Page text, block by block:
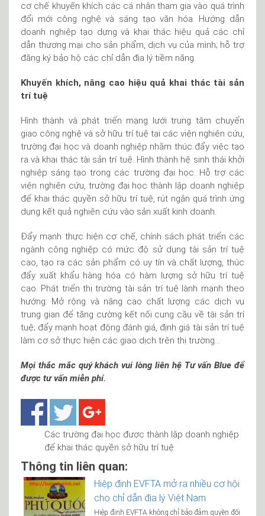
cơ chế khuyến khích các cá nhân tham gia vào quá trình
đổi mới công nghệ và sáng tạo văn hóa. Hướng dẫn
doanh nghiệp tạo dựng và khai thác hiệu quả các chỉ
dẫn thương mại cho sản phẩm, dịch vụ của mình; hỗ trợ
đăng ký bảo hộ các chỉ dẫn địa lý tiềm năng.
Khuyến khích, nâng cao hiệu quả khai thác tài sản
trí tuệ
Hình thành và phát triển mạng lưới trung tâm chuyển
giao công nghệ và sở hữu trí tuệ tại các viện nghiên cứu,
trường đại học và doanh nghiệp nhằm thúc đẩy việc tạo
ra và khai thác tài sản trí tuệ. Hình thành hệ sinh thái khởi
nghiệp sáng tạo trong các trường đại học. Hỗ trợ các
viện nghiên cứu, trường đại học thành lập doanh nghiệp
để khai thác quyền sở hữu trí tuệ, rút ngắn quá trình ứng
dụng kết quả nghiên cứu vào sản xuất kinh doanh.
Đẩy mạnh thực hiện cơ chế, chính sách phát triển các
ngành công nghiệp có mức độ sử dụng tài sản trí tuệ
cao, tạo ra các sản phẩm có uy tín và chất lượng, thúc
đẩy xuất khẩu hàng hóa có hàm lượng sở hữu trí tuệ
cao. Phát triển thị trường tài sản trí tuệ lành mạnh theo
hướng: Mở rộng và nâng cao chất lượng các dịch vụ
trung gian để tăng cường kết nối cung cầu về tài sản trí
tuệ; đẩy mạnh hoạt động đánh giá, định giá tài sản trí tuệ
làm cơ sở thực hiện các giao dịch trên thị trường…
Mọi thắc mắc quý khách vui lòng liên hệ Tư vấn Blue để
được tư vấn miễn phí.
Các trường đại học được thành lập doanh nghiệp
để khai thác quyền sở hữu trí tuệ
Thông tin liên quan:
Hiệp định EVFTA mở ra nhiều cơ hội
cho chỉ dẫn địa lý Việt Nam
Hiệp định EVFTA không chỉ bảo đảm quyền đối